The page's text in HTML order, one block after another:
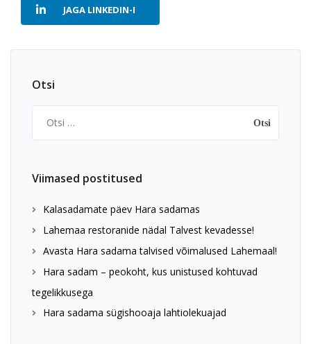
JAGA LINKEDIN-I
Otsi
Viimased postitused
Kalasadamate päev Hara sadamas
Lahemaa restoranide nädal Talvest kevadesse!
Avasta Hara sadama talvised võimalused Lahemaal!
Hara sadam – peokoht, kus unistused kohtuvad
tegelikkusega
Hara sadama sügishooaja lahtiolekuajad